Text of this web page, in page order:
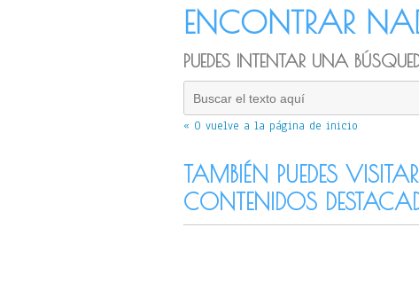
ENCONTRAR
PUEDES INTENTAR UNA
« O vuelve a la página de inicio
TAMBIÉN PUEDES
CONTENIDOS